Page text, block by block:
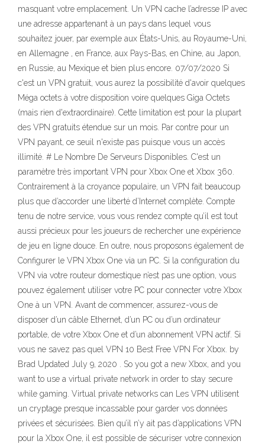
masquant votre emplacement. Un VPN cache l’adresse IP avec
une adresse appartenant à un pays dans lequel vous
souhaitez jouer, par exemple aux États-Unis, au Royaume-Uni,
en Allemagne , en France, aux Pays-Bas, en Chine, au Japon,
en Russie, au Mexique et bien plus encore. 07/07/2020 Si
c'est un VPN gratuit, vous aurez la possibilité d'avoir quelques
Méga octets à votre disposition voire quelques Giga Octets
(mais rien d'extraordinaire). Cette limitation est pour la plupart
des VPN gratuits étendue sur un mois. Par contre pour un
VPN payant, ce seuil n'existe pas puisque vous un accès
illimité. # Le Nombre De Serveurs Disponibles. C'est un
paramètre très important VPN pour Xbox One et Xbox 360.
Contrairement à la croyance populaire, un VPN fait beaucoup
plus que d’accorder une liberté d’Internet complète. Compte
tenu de notre service, vous vous rendez compte qu’il est tout
aussi précieux pour les joueurs de rechercher une expérience
de jeu en ligne douce. En outre, nous proposons également de
Configurer le VPN Xbox One via un PC. Si la configuration du
VPN via votre routeur domestique n’est pas une option, vous
pouvez également utiliser votre PC pour connecter votre Xbox
One à un VPN. Avant de commencer, assurez-vous de
disposer d’un câble Ethernet, d’un PC ou d’un ordinateur
portable, de votre Xbox One et d’un abonnement VPN actif. Si
vous ne savez pas quel VPN 10 Best Free VPN For Xbox. by
Brad Updated July 9, 2020 . So you got a new Xbox, and you
want to use a virtual private network in order to stay secure
while gaming. Virtual private networks can Les VPN utilisent
un cryptage presque incassable pour garder vos données
privées et sécurisées. Bien qu’il n’y ait pas d’applications VPN
pour la Xbox One, il est possible de sécuriser votre connexion